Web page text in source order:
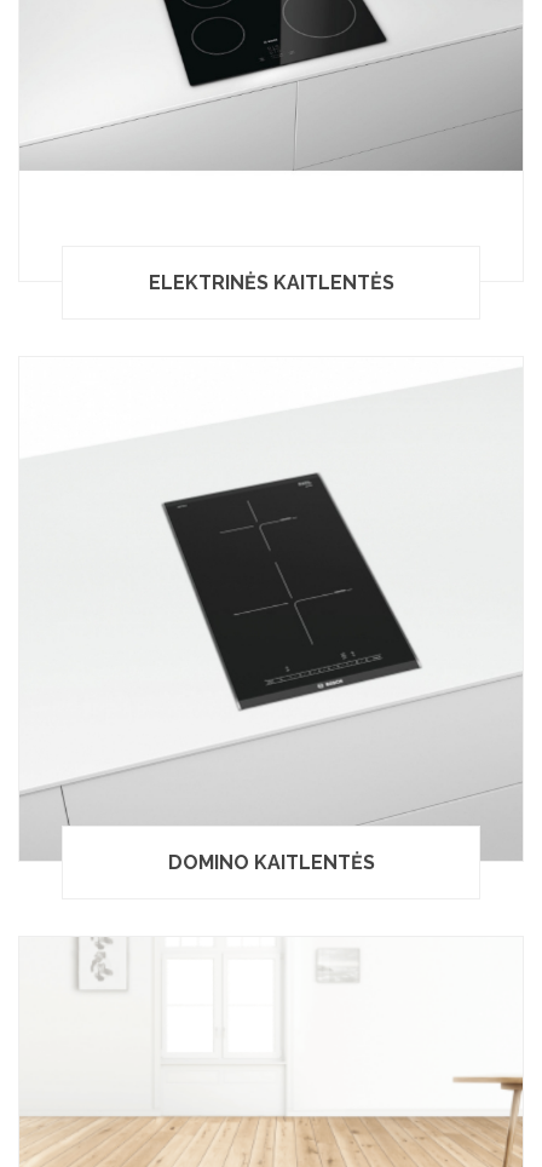
ELEKTRINĖS KAITLENTĖS
DOMINO KAITLENTĖS